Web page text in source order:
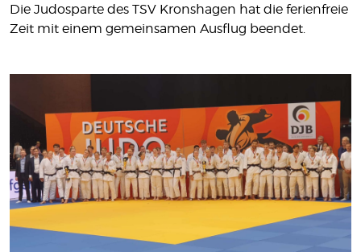
Die Judosparte des TSV Kronshagen hat die ferienfreie
Zeit mit einem gemeinsamen Ausflug beendet.